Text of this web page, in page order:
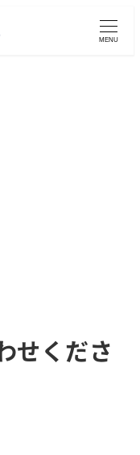
MENU
せくださ